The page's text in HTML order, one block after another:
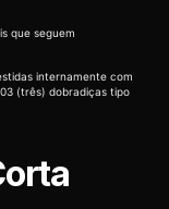
que seguem
internamente com
(três) dobradiças tipo